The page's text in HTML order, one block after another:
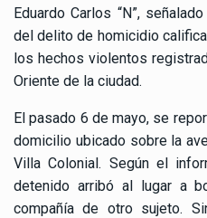
Eduardo Carlos “N”,
del delito de homicidio
los hechos violentos
Oriente de la ciudad.
El pasado 6 de mayo, se
domicilio ubicado sobre la
Villa Colonial. Según el
detenido arribó al lugar a
compañía de otro sujeto.